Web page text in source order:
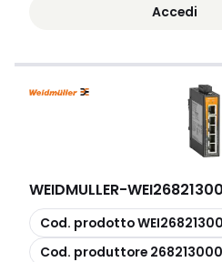
Accedi
WEIDMULLER-
copia
Cod. prodotto
copia
Cod. produttore